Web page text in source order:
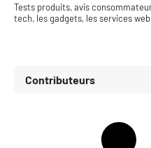
Tests produits, avis
tech, les gadgets, les services
Contributeurs